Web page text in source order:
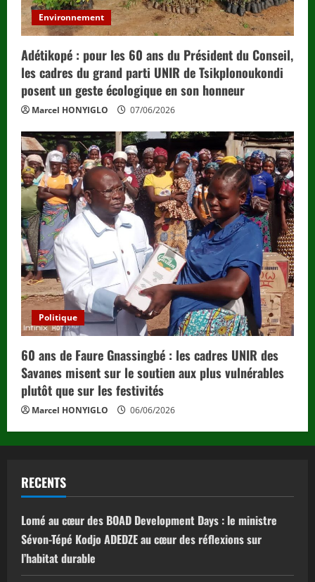
Environnement
Adétikopé : pour les 60 ans du Président du Conseil,
les cadres du grand parti UNIR de Tsikplonoukondi
posent un geste écologique en son honneur
Marcel HONYIGLO 07/06/2026
Politique
60 ans de Faure Gnassingbé : les cadres UNIR des
Savanes misent sur le soutien aux plus vulnérables
plutôt que sur les festivités
Marcel HONYIGLO 06/06/2026
RECENTS
Lomé au cœur des BOAD Development Days : le ministre
Sévon-Tépé Kodjo ADEDZE au cœur des réflexions sur
l’habitat durable